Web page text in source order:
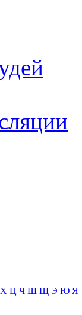
Х Ц Ч Ш Щ Э Ю Я